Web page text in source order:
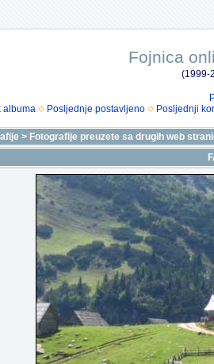
Fojnica
(1999-
albuma
Posljednje postavljeno Posljednji
> Fotografije preuzete sa drugih web